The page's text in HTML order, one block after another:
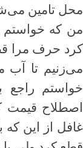
محل تامین
من که خواستم
کرد حرف مرا
می‌زنیم تا آب
خواستم راجع
اصطلاح
غافل از این